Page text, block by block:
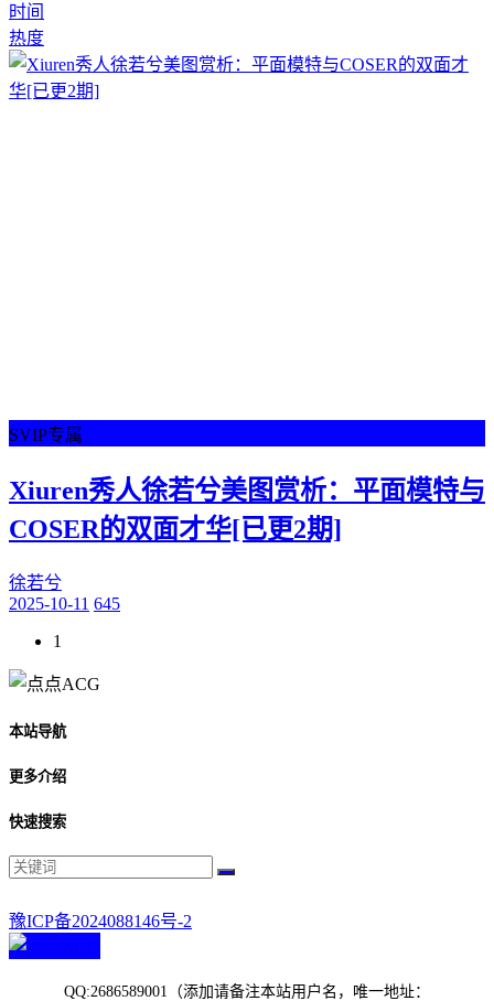
时间
热度
SVIP专属
Xiuren秀人徐若兮美图赏析：平面模特与
COSER的双面才华[已更2期]
徐若兮
2025-10-11 645
1
本站导航
更多介绍
快速搜索
豫ICP备2024088146号-2
QQ:2686589001（添加请备注本站用户名，唯一地址：